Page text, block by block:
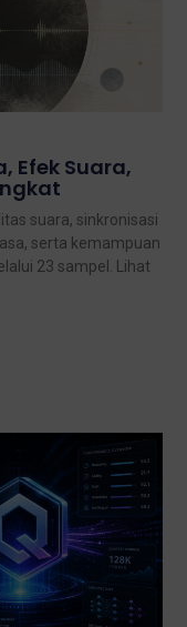
Efek Suara,
suara, sinkronisasi
serta kemampuan
23 sampel. Lihat